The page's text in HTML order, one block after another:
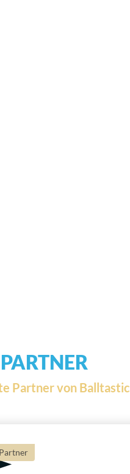
Partner von Balltastic